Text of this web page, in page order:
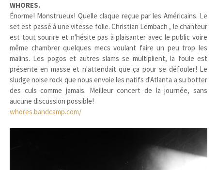
WHORES.
Énorme! Monstrueux! Quelle claque reçue par les Américains. Le
set est passé à une vitesse folle. Christian Lembach , le chanteur
est tout sourire et n'hésite pas à plaisanter avec le public voire
même chambrer quelques mecs voulant faire un peu trop les
malins. Les pogos et autres slams se multiplient, la foule est
présente en masse et n'attendait que ça pour se défouler! Le
sludge noise rock que nous envoie les natifs d'Atlanta a su botter
des culs comme jamais. Meilleur concert de la journée, sans
aucune discussion possible!
whores.bandcamp.com/